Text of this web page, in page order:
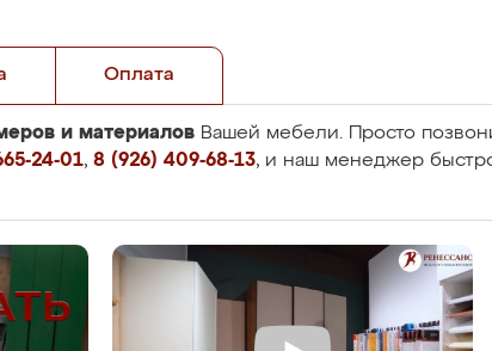
Оплата
и материалов Вашей мебели. Просто
24-01, 8 (926) 409-68-13, и наш менеджер